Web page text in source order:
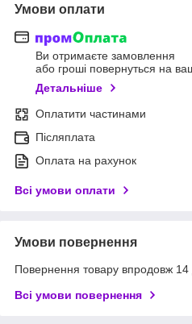
Умови оплати
Ви отримаєте замовлення
або гроші повернуться на
Детальніше
Оплатити частинами
Післяплата
Оплата на рахунок
Всі умови оплати
Умови повернення
Повернення товару впродовж 14
Всі умови повернення